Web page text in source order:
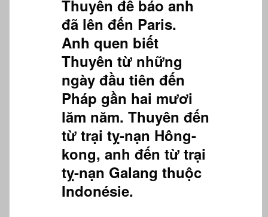
Thuyên để báo anh
đã lên đến Paris.
Anh quen biết
Thuyên từ những
ngày đầu tiên đến
Pháp gần hai mươi
lăm năm. Thuyên đến
từ trại tỵ-nạn Hông-
kong, anh đến từ trại
tỵ-nạn Galang thuộc
Indonésie.